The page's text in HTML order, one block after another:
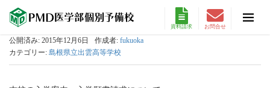
お問合せ
資料請求
公開済み: 2015年12月6日 作成者: fukuoka
カテゴリー: 島根県立出雲高等学校